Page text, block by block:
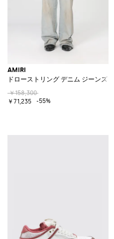
AMIRI
ドローストリング デニム ジーンズ
￥158,300
￥71,235
-55%